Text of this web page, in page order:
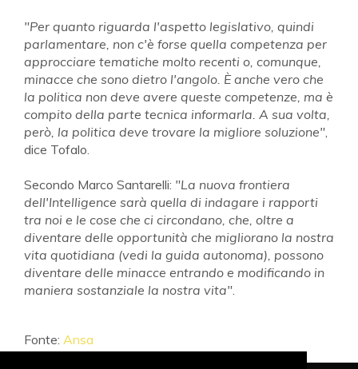
"Per quanto riguarda l'aspetto legislativo, quindi
parlamentare, non c'è forse quella competenza per
approcciare tematiche molto recenti o, comunque,
minacce che sono dietro l'angolo. È anche vero che
la politica non deve avere queste competenze, ma è
compito della parte tecnica informarla. A sua volta,
però, la politica deve trovare la migliore soluzione"
dice Tofalo.
Secondo Marco Santarelli: "La nuova frontiera
dell'Intelligence sarà quella di indagare i rapporti
tra noi e le cose che ci circondano, che, oltre a
diventare delle opportunità che migliorano la nostra
vita quotidiana (vedi la guida autonoma), possono
diventare delle minacce entrando e modificando in
maniera sostanziale la nostra vita"
Fonte: Ansa